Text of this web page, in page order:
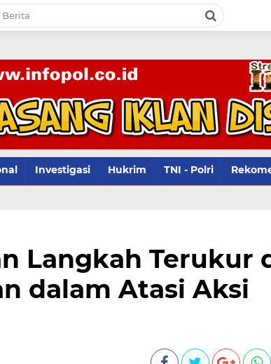
Investigasi Hukrim TNI - Polri
Langkah Terukur
dalam Atasi Aksi